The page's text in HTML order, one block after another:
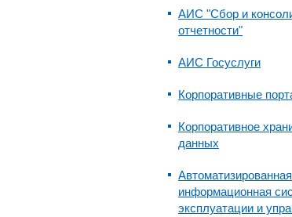
АИС "Сбор и
отчетности"
АИС Госуслуги
Корпоративные
Корпоративное
данных
Автоматизированная
информационная
эксплуатации и